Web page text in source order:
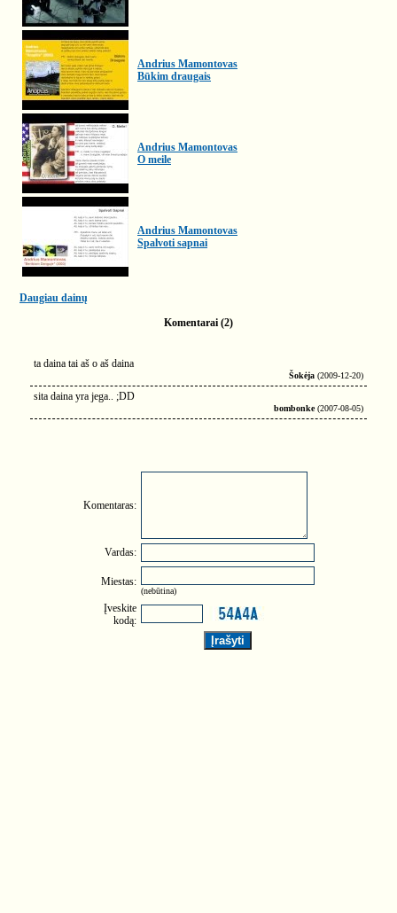
Andrius Mamontovas
Būkim draugais
Andrius Mamontovas
O meile
Andrius Mamontovas
Spalvoti sapnai
Daugiau dainų
Komentarai (2)
ta daina tai aš o aš daina
Šokėja (2009-12-20)
sita daina yra jega.. ;DD
bombonke(2007-08-05)
Komentaras:
Vardas:
Miestas:
(nebūtina)
Įveskite
kodą: